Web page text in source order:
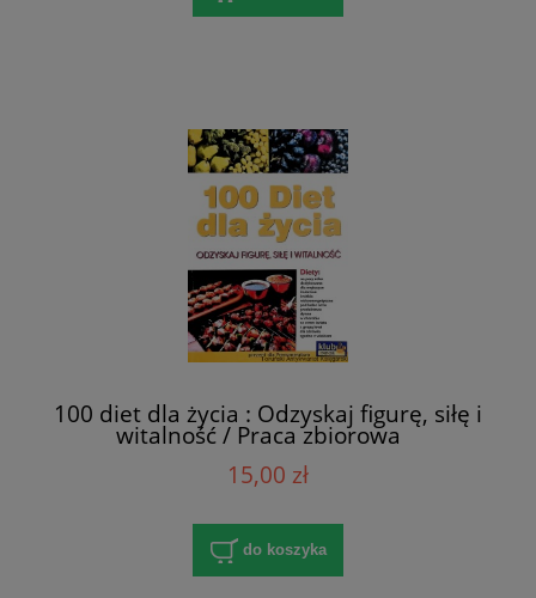
100 diet dla życia : Odzyskaj figurę, siłę i
witalność / Praca zbiorowa
15,00 zł
do koszyka